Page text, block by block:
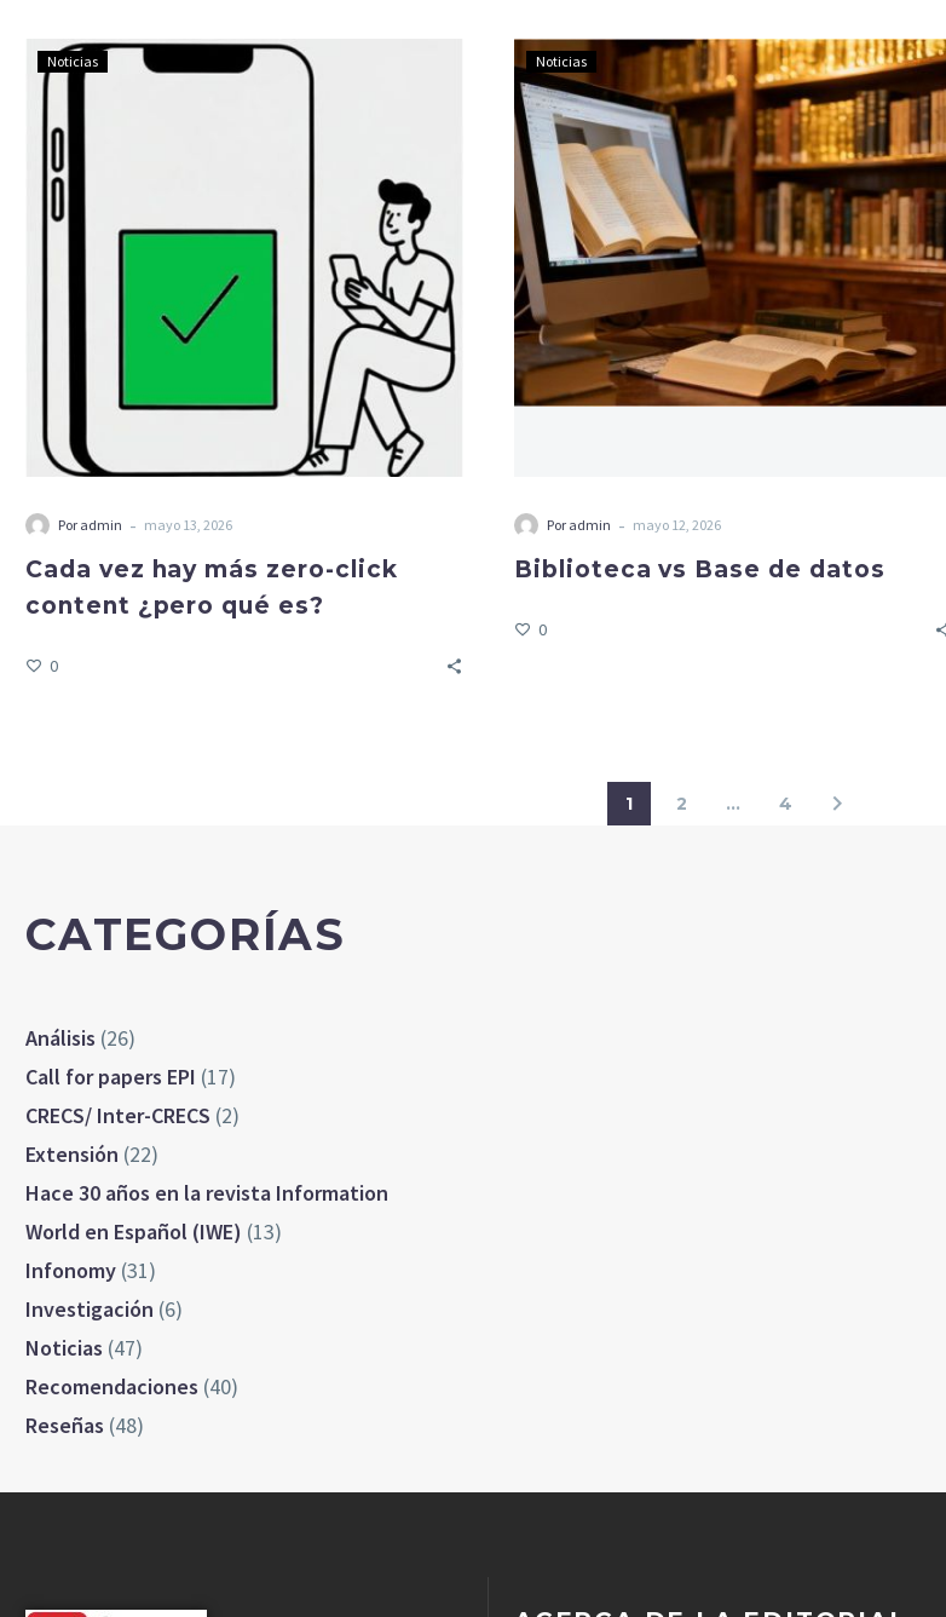
Noticias
Por admin - mayo 13, 2026
Cada vez hay más zero-click
content ¿pero qué es?
0
Noticias
Por admin - mayo 12, 2026
Biblioteca vs Base de datos
0
1 2 … 4
CATEGORÍAS
Análisis (26)
Call for papers EPI (17)
CRECS/ Inter-CRECS (2)
Extensión (22)
Hace 30 años en la revista Information
World en Español (IWE) (13)
Infonomy (31)
Investigación (6)
Noticias (47)
Recomendaciones (40)
Reseñas (48)